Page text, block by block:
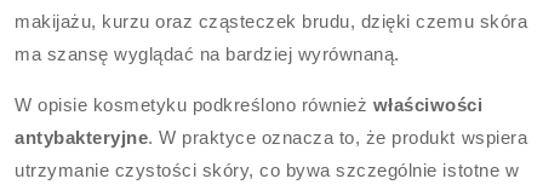
makijażu, kurzu oraz cząsteczek brudu, dzięki czemu skóra
ma szansę wyglądać na bardziej wyrównaną.
W opisie kosmetyku podkreślono również właściwości
antybakteryjne. W praktyce oznacza to, że produkt wspiera
utrzymanie czystości skóry, co bywa szczególnie istotne w